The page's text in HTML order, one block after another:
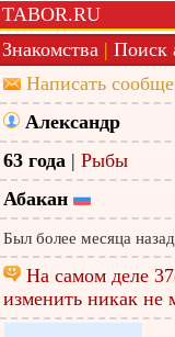
TABOR.RU
Знакомства | Поиск
Написать
Александр
63 года | Рыбы
Абакан
Был более месяца назад
На самом деле
изменить никак не